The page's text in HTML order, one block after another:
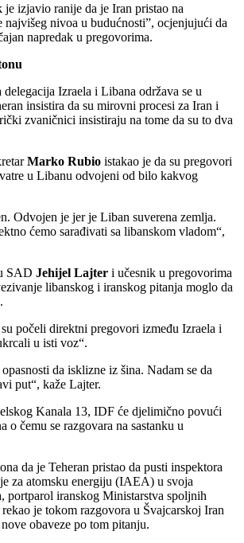
izjavio ranije da je Iran pristao na
najvišeg nivoa u budućnosti”, ocjenjujući da
napredak u pregovorima.
delegacija Izraela i Libana održava se u
insistira da su mirovni procesi za Iran i
zvaničnici insistiraju na tome da su to dva
Marko Rubio istakao je da su pregovori
u Libanu odvojeni od bilo kakvog
Odvojen je jer je Liban suverena zemlja.
ćemo sarađivati sa libanskom vladom“,
SAD Jehijel Lajter i učesnik u pregovorima
libanskog i iranskog pitanja moglo da
počeli direktni pregovori između Izraela i
u isti voz“.
da isklizne iz šina. Nadam se da
put“, kaže Lajter.
Kanala 13, IDF će djelimično povući
o čemu se razgovara na sastanku u
da je Teheran pristao da pusti inspektora
za atomsku energiju (IAEA) u svoja
portparol iranskog Ministarstva spoljnih
je tokom razgovora u Švajcarskoj Iran
obaveze po tom pitanju.